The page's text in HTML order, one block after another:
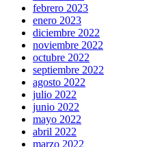
febrero 2023
enero 2023
diciembre 2022
noviembre 2022
octubre 2022
septiembre 2022
agosto 2022
julio 2022
junio 2022
mayo 2022
abril 2022
marzo 2022